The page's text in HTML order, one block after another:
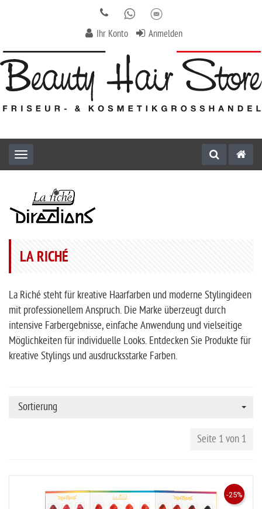
Ihr Konto Anmelden
Toggle navigation
LA RICHÉ
La Riché steht für kreative Haarfarben und moderne Stylingideen
mit professionellem Anspruch. Die Marke überzeugt durch
intensive Farbergebnisse, einfache Anwendung und vielseitige
Möglichkeiten für individuelle Looks. Entdecken Sie Produkte für
kreative Stylings und ausdrucksstarke Farben.
Sortierung
Seite 1 von 1
-25%